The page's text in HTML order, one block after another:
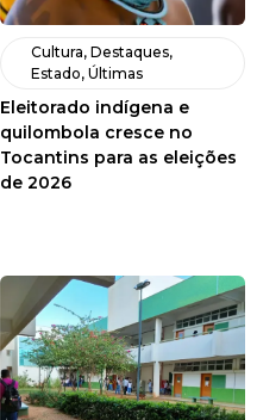
Cultura, Destaques,
Estado, Últimas
Eleitorado indígena e
quilombola cresce no
Tocantins para as eleições
de 2026